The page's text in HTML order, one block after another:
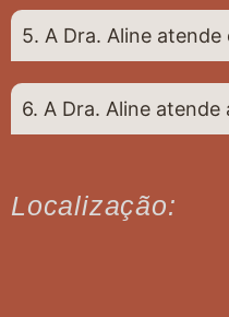
5. A Dra. Aline atende
6. A Dra. Aline atende
Localização: